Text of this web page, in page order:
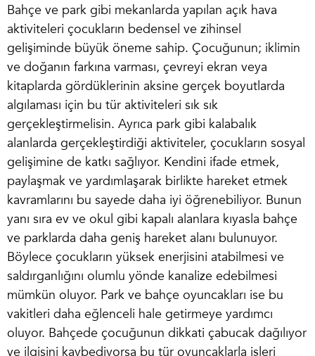
Bahçe ve park gibi mekanlarda yapılan açık hava
aktiviteleri çocukların bedensel ve zihinsel
gelişiminde büyük öneme sahip. Çocuğunun; iklimin
ve doğanın farkına varması, çevreyi ekran veya
kitaplarda gördüklerinin aksine gerçek boyutlarda
algılaması için bu tür aktiviteleri sık sık
gerçekleştirmelisin. Ayrıca park gibi kalabalık
alanlarda gerçekleştirdiği aktiviteler, çocukların sosyal
gelişimine de katkı sağlıyor. Kendini ifade etmek,
paylaşmak ve yardımlaşarak birlikte hareket etmek
kavramlarını bu sayede daha iyi öğrenebiliyor. Bunun
yanı sıra ev ve okul gibi kapalı alanlara kıyasla bahçe
ve parklarda daha geniş hareket alanı bulunuyor.
Böylece çocukların yüksek enerjisini atabilmesi ve
saldırganlığını olumlu yönde kanalize edebilmesi
mümkün oluyor. Park ve bahçe oyuncakları ise bu
vakitleri daha eğlenceli hale getirmeye yardımcı
oluyor. Bahçede çocuğunun dikkati çabucak dağılıyor
ve ilgisini kaybediyorsa bu tür oyuncaklarla işleri